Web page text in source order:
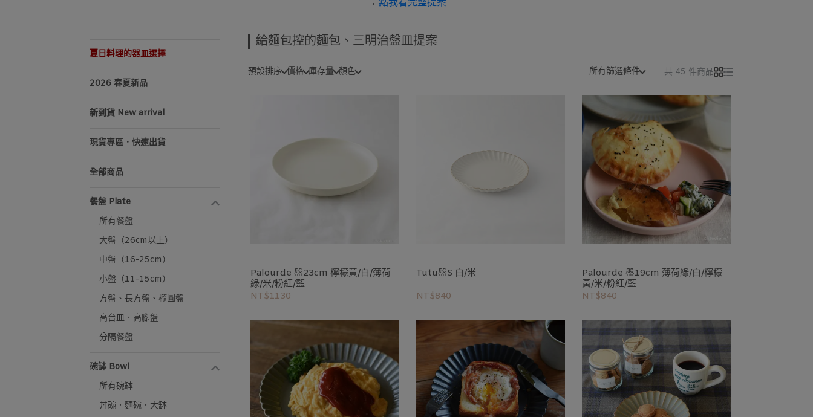
夏日料理的器皿選擇
2026 春夏新品
新到貨 New arrival
現貨專區．快速出貨
全部商品
餐盤 Plate
所有餐盤
大盤（26cm以上）
中盤（16-25cm）
小盤（11-15cm）
方盤、長方盤、橢圓盤
高台皿．高腳盤
分隔餐盤
碗缽 Bowl
所有碗缽
丼碗．麵碗．大缽
給麵包控的麵包、三明治盤皿提案
預設排序 價格 庫存量 顏色 所有篩選條件 共 45 件商品
Palourde 盤23cm 檸檬黃/白/薄荷
綠/米/粉紅/藍
NT$1130
Tutu盤S 白/米
NT$840
Palourde 盤19cm 薄荷綠/白/檸檬
黃/米/粉紅/藍
NT$840